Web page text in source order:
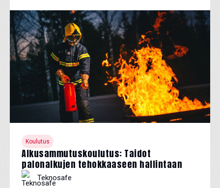
Koulutus
Alkusammutuskoulutus: Taidot
palonalkujen tehokkaaseen hallintaan
Teknosafe